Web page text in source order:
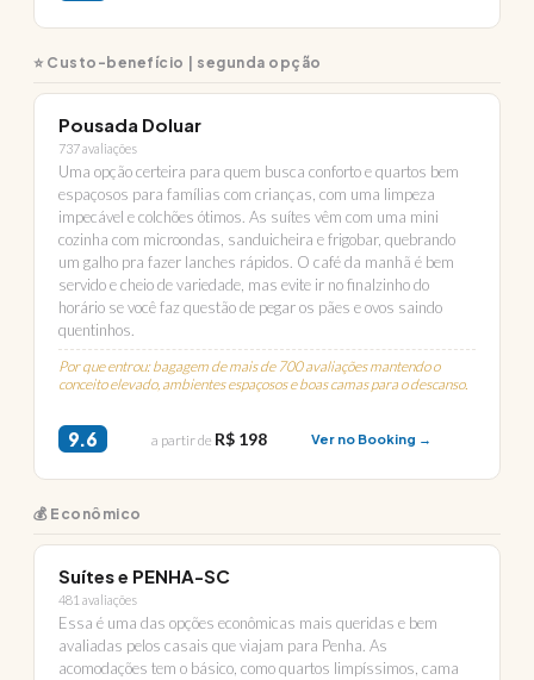
⭐ Custo-benefício | segunda opção
Pousada Doluar
737 avaliações
Uma opção certeira para quem busca conforto e quartos bem
espaçosos para famílias com crianças, com uma limpeza
impecável e colchões ótimos. As suítes vêm com uma mini
cozinha com microondas, sanduicheira e frigobar, quebrando
um galho pra fazer lanches rápidos. O café da manhã é bem
servido e cheio de variedade, mas evite ir no finalzinho do
horário se você faz questão de pegar os pães e ovos saindo
quentinhos.
Por que entrou: bagagem de mais de 700 avaliações mantendo o
conceito elevado, ambientes espaçosos e boas camas para o descanso.
9.6 a partir de R$ 198 Ver no Booking →
💰 Econômico
Suítes e PENHA-SC
481 avaliações
Essa é uma das opções econômicas mais queridas e bem
avaliadas pelos casais que viajam para Penha. As
acomodações tem o básico, como quartos limpíssimos, cama